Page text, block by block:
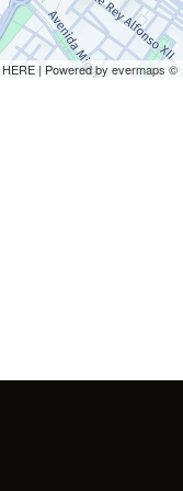
HERE | Powered by evermaps ©